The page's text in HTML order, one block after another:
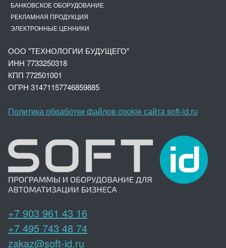
БАНКОВСКОЕ ОБОРУДОВАНИЕ
РЕКЛАМНАЯ ПРОДУКЦИЯ
ЭЛЕКТРОННЫЕ ЦЕННИКИ
ООО "ТЕХНОЛОГИИ БУДУЩЕГО"
ИНН 7733250318
КПП 772501001
ОГРН 31471157746859885
Политика обработки файлов cookie сайта soft-id.ru
+7 903 961 43 16
+7 495 743 48 74
zakaz@soft-id.ru